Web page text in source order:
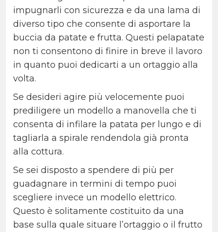
impugnarli con sicurezza e da una lama di
diverso tipo che consente di asportare la
buccia da patate e frutta. Questi pelapatate
non ti consentono di finire in breve il lavoro
in quanto puoi dedicarti a un ortaggio alla
volta.
Se desideri agire più velocemente puoi
prediligere un modello a manovella che ti
consenta di infilare la patata per lungo e di
tagliarla a spirale rendendola già pronta
alla cottura.
Se sei disposto a spendere di più per
guadagnare in termini di tempo puoi
scegliere invece un modello elettrico.
Questo è solitamente costituito da una
base sulla quale situare l’ortaggio o il frutto